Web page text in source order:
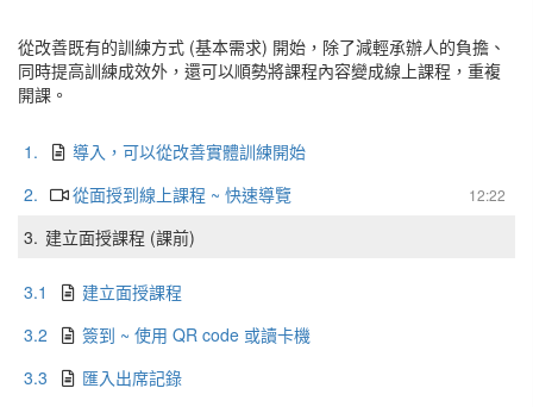
從改善既有的訓練方式 (基本需求) 開始，除了減輕承辦人的負擔、
同時提高訓練成效外，還可以順勢將課程內容變成線上課程，重複
開課。
1.
導入，可以從改善實體訓練開始
2.
12:22
從面授到線上課程 ~ 快速導覽
3. 建立面授課程 (課前)
3.1
建立面授課程
3.2
簽到 ~ 使用 QR code 或讀卡機
3.3
匯入出席記錄